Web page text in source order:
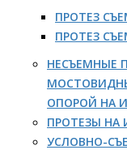
ПРОТЕЗ
ПРОТЕЗ
НЕСЪЕМНЫЕ
ОПОРОЙ НА
ПРОТЕЗЫ НА
УСЛОВНО-